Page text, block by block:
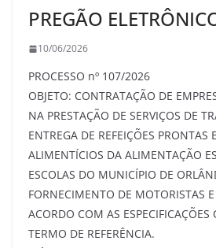
PREGÃO
10/06/2026
PROCESSO nº 107/2026
OBJETO: CONTRATAÇÃO DE
NA PRESTAÇÃO DE SERVIÇOS DE
ENTREGA DE REFEIÇÕES PRONTAS
ALIMENTÍCIOS DA ALIMENTAÇÃO
ESCOLAS DO MUNICÍPIO DE
FORNECIMENTO DE MOTORISTAS
ACORDO COM AS ESPECIFICAÇÕES
TERMO DE REFERÊNCIA.